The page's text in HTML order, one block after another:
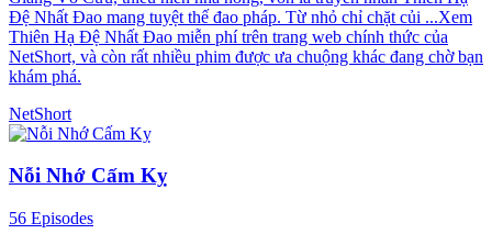
Đệ Nhất Đao mang tuyệt thế đao pháp. Từ nhỏ chỉ chặt củi ...Xem
Thiên Hạ Đệ Nhất Đao miễn phí trên trang web chính thức của
NetShort, và còn rất nhiều phim được ưa chuộng khác đang chờ bạn
khám phá.
NetShort
Nỗi Nhớ Cấm Kỵ
56 Episodes